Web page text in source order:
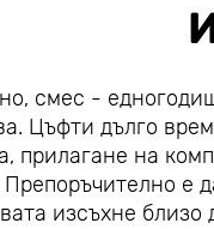
смес -
Цъфти дълго
прилагане на
е
изсъхне близо